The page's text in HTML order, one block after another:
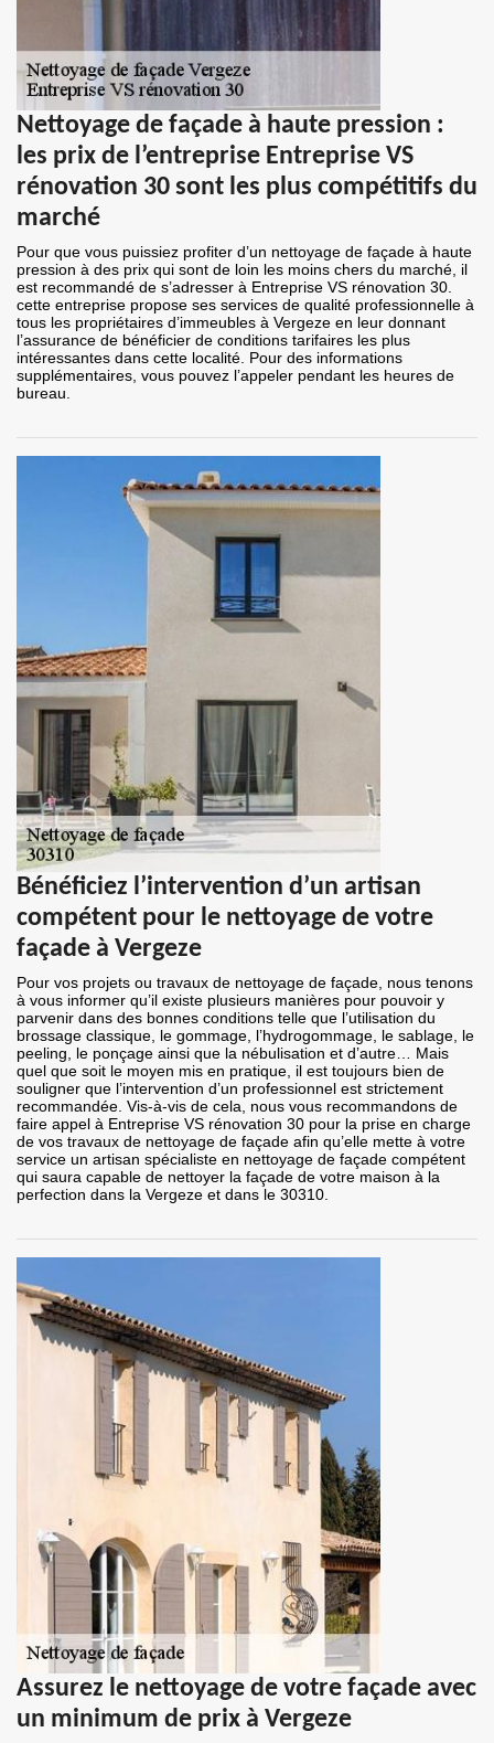
Nettoyage de façade à haute pression :
les prix de l’entreprise Entreprise VS
rénovation 30 sont les plus compétitifs du
marché
Pour que vous puissiez profiter d’un nettoyage de façade à haute
pression à des prix qui sont de loin les moins chers du marché, il
est recommandé de s’adresser à Entreprise VS rénovation 30.
cette entreprise propose ses services de qualité professionnelle à
tous les propriétaires d’immeubles à Vergeze en leur donnant
l’assurance de bénéficier de conditions tarifaires les plus
intéressantes dans cette localité. Pour des informations
supplémentaires, vous pouvez l’appeler pendant les heures de
bureau.
Bénéficiez l’intervention d’un artisan
compétent pour le nettoyage de votre
façade à Vergeze
Pour vos projets ou travaux de nettoyage de façade, nous tenons
à vous informer qu’il existe plusieurs manières pour pouvoir y
parvenir dans des bonnes conditions telle que l’utilisation du
brossage classique, le gommage, l’hydrogommage, le sablage, le
peeling, le ponçage ainsi que la nébulisation et d’autre… Mais
quel que soit le moyen mis en pratique, il est toujours bien de
souligner que l’intervention d’un professionnel est strictement
recommandée. Vis-à-vis de cela, nous vous recommandons de
faire appel à Entreprise VS rénovation 30 pour la prise en charge
de vos travaux de nettoyage de façade afin qu’elle mette à votre
service un artisan spécialiste en nettoyage de façade compétent
qui saura capable de nettoyer la façade de votre maison à la
perfection dans la Vergeze et dans le 30310.
Assurez le nettoyage de votre façade avec
un minimum de prix à Vergeze